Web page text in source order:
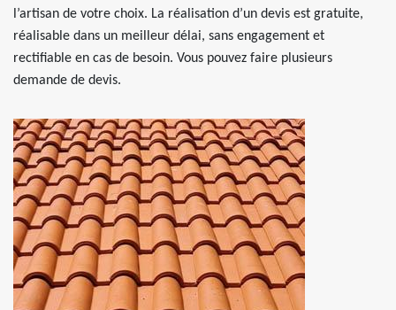
l’artisan de votre choix. La réalisation d’un devis est gratuite,
réalisable dans un meilleur délai, sans engagement et
rectifiable en cas de besoin. Vous pouvez faire plusieurs
demande de devis.